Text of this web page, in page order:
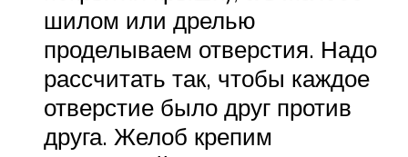
шилом или дрелью
проделываем отверстия. Надо
рассчитать так, чтобы каждое
отверстие было друг против
друга. Желоб крепим